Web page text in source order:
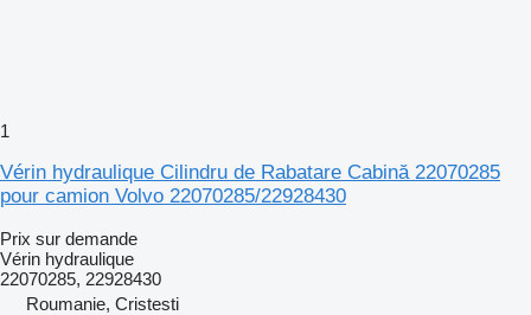
1
Vérin hydraulique Cilindru de Rabatare Cabină 22070285
pour camion Volvo 22070285/22928430
Prix sur demande
Vérin hydraulique
22070285, 22928430
Roumanie, Cristesti